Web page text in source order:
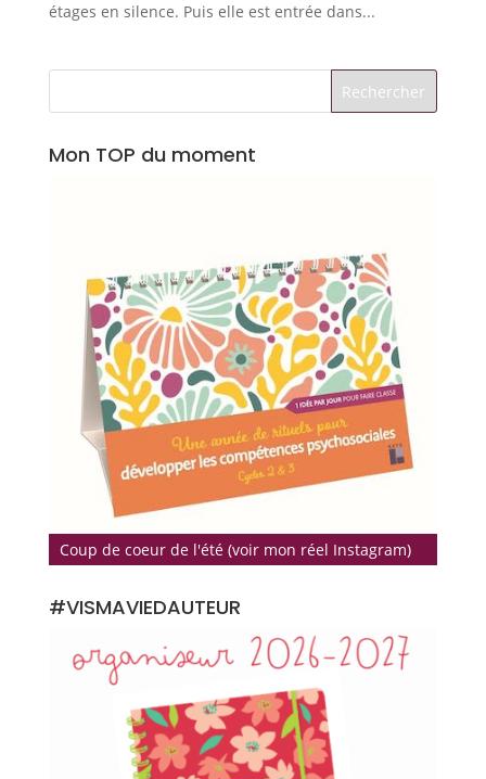
étages en silence. Puis elle est entrée dans...
Mon TOP du moment
Coup de coeur de l'été (voir mon réel Instagram)
#VISMAVIEDAUTEUR